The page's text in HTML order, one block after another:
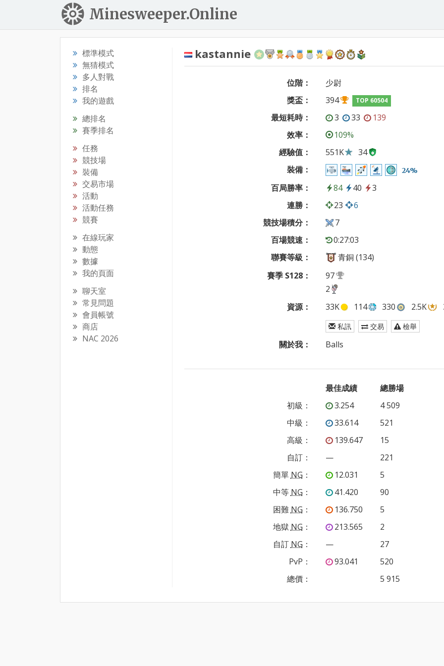
Minesweeper.Online
標準模式
無猜模式
多人對戰
排名
我的遊戲
總排名
賽季排名
任務
競技場
裝備
交易市場
活動
活動任務
競賽
在線玩家
動態
數據
我的頁面
聊天室
常見問題
會員帳號
商店
NAC 2026
kastannie
位階：
少尉
獎盃：
394 TOP 60504
最短耗時： 3 33
139
效率：
109%
經驗值：
551K
34
裝備：
24%
百局勝率： 84 40
3
連勝：
23
6
競技場積分：
7
百場競速：
0:27:03
聯賽等級：
青銅 (134)
賽季 S128：
97
2
資源：
33K 114 330 2.5K
私訊 交易 檢舉
關於我： Balls
最佳成績
總勝場
初級 ： 3.254
4 509
中級 ： 33.614
521
高級 ： 139.647
15
自訂： —
221
簡單 NG ： 12.031
5
中等 NG ： 41.420
90
困難 NG ： 136.750
5
地獄 NG ： 213.565
2
自訂 NG ： —
27
PvP ： 93.041
520
總價：
5 915